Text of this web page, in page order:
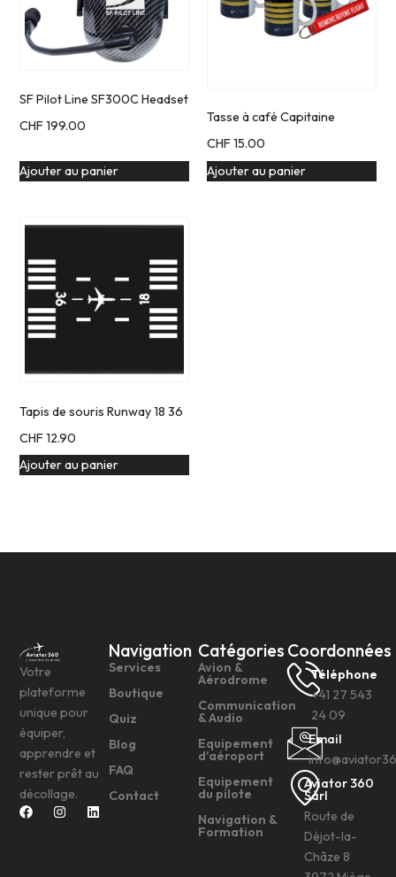
SF Pilot Line SF300C Headset
CHF199.00
Ajouter au panier
Tasse à café Capitaine
CHF15.00
Ajouter au panier
Tapis de souris Runway 18 36
CHF12.90
Ajouter au panier
Votre
plateforme
unique pour
équiper,
apprendre et
rester prêt au
décollage.
Navigation
Services
Boutique
Quiz
Blog
FAQ
Contact
Catégories
Avion &
Aérodrome
Communication
& Audio
Equipement
d'aéroport
Equipement
du pilote
Navigation &
Formation
Coordonnées
Téléphone
+41 27 543
24 09
Email
Aviator 360
Sàrl
Route de
Déjot-la-
Châze 8